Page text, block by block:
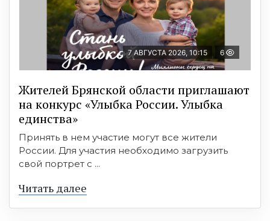
7 АВГУСТА 2026, 10:15 6
Жителей Брянской области приглашают
на конкурс «Улыбка России. Улыбка
единства»
Принять в нем участие могут все жители
России. Для участия необходимо загрузить
свой портрет с ...
Читать далее